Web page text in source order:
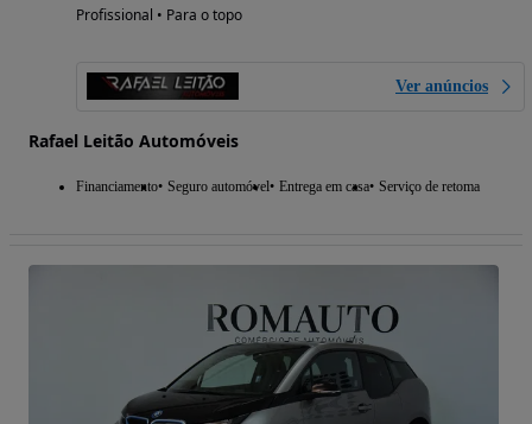
Profissional • Para o topo
Ver anúncios
Rafael Leitão Automóveis
Financiamento Seguro automóvel Entrega em casa Serviço de retoma